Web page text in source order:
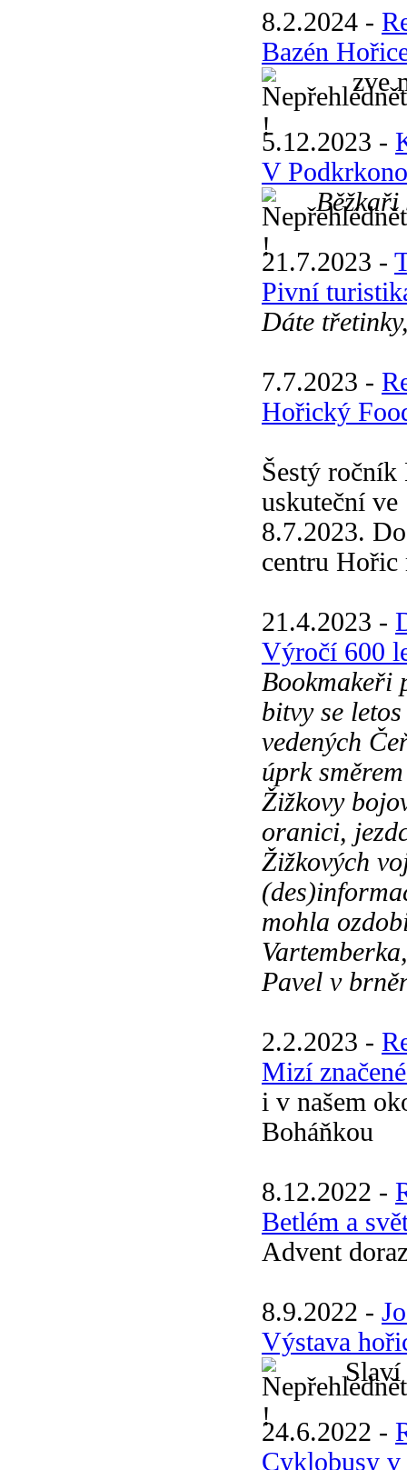
8.2.2024 -
Bazén
zve
5.12.2023 -
V
21.7.2023 -
Pivní
Dáte
7.7.2023 -
Hořický
Šestý ročník
uskuteční ve
8.7.2023.
centru Hořic
21.4.2023 -
Výročí 600
Bookmakeři
bitvy se
vedených
úprk
Žižkovy
oranici,
Žižkových
mohla
Pavel v
2.2.2023 -
Mizí
i v našem
Boháňkou
8.12.2022 -
Betlém a
Advent
8.9.2022 -
Výstava
Slaví
24.6.2022 -
Cyklobusy v